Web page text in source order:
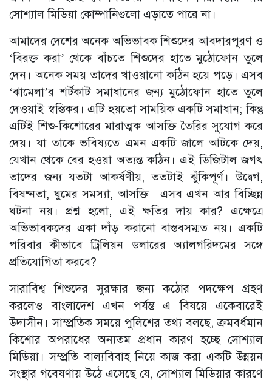
সোশ্যাল মিডিয়া কোম্পানিগুলো এড়াতে পারে না।
আমাদের দেশের অনেক অভিভাবক শিশুদের আবদারপূরণ ও
‘বিরক্ত করা’ থেকে বাঁচতে শিশুদের হাতে মুঠোফোন তুলে
দেন। অনেক সময় তাদের খাওয়ানো কঠিন হয়ে পড়ে। এসব
‘ঝামেলা’র শর্টকাট সমাধানের জন্য মুঠোফোন হাতে তুলে
দেওয়াই স্বস্তিকর। এটি হয়তো সাময়িক একটি সমাধান; কিন্তু
এটিই শিশু-কিশোরের মারাত্মক আসক্তি তৈরির সুযোগ করে
দেয়। যা তাকে ভবিষ্যতে এমন একটি জালে আটকে দেয়,
যেখান থেকে বের হওয়া অত্যন্ত কঠিন। এই ডিজিটাল জগৎ
তাদের জন্য যতটা আকর্ষণীয়, ততটাই ঝুঁকিপূর্ণ। উদ্বেগ,
বিষণ্নতা, ঘুমের সমস্যা, আসক্তি—এসব এখন আর বিচ্ছিন্ন
ঘটনা নয়। প্রশ্ন হলো, এই ক্ষতির দায় কার? এক্ষেত্রে
অভিভাবকদের একা দাঁড় করানো বাস্তবসম্মত নয়। একটি
পরিবার কীভাবে ট্রিলিয়ন ডলারের অ্যালগরিদমের সঙ্গে
প্রতিযোগিতা করবে?
সারাবিশ্ব শিশুদের সুরক্ষার জন্য কঠোর পদক্ষেপ গ্রহণ
করলেও বাংলাদেশ এখন পর্যন্ত এ বিষয়ে একেবারেই
উদাসীন। সাম্প্রতিক সময়ে পুলিশের তথ্য বলছে, ক্রমবর্ধমান
কিশোর অপরাধের অন্যতম প্রধান কারণ হচ্ছে সোশ্যাল
মিডিয়া। সম্প্রতি বাল্যবিবাহ নিয়ে কাজ করা একটি উন্নয়ন
সংস্থার গবেষণায় উঠে এসেছে যে, সোশ্যাল মিডিয়ার কারণে